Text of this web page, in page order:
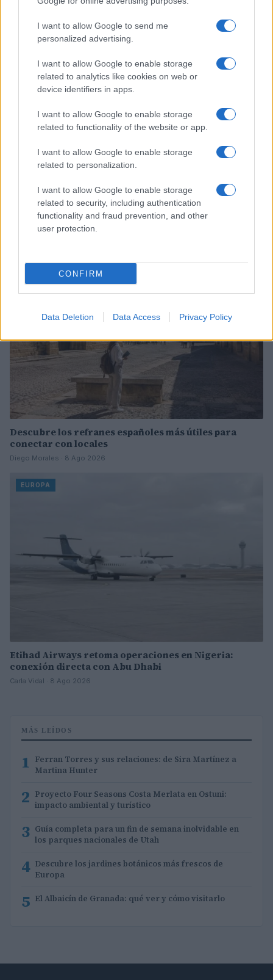
I want to allow Google to send me
personalized advertising.
I want to allow Google to enable storage
related to analytics like cookies on web or
device identifiers in apps.
I want to allow Google to enable storage
related to functionality of the website or app.
I want to allow Google to enable storage
related to personalization.
I want to allow Google to enable storage
related to security, including authentication
functionality and fraud prevention, and other
user protection.
CONFIRM
Data Deletion Data Access Privacy Policy
Sigue leyendo
EUROPA
Descubre Lekeitio, el pueblo vasco con historia real y
playas de ensueño
Diego Herrera · 8 Ago 2026
EUROPA
Descubre los refranes españoles más útiles para
conectar con locales
Diego Morales · 8 Ago 2026
EUROPA
Etihad Airways retoma operaciones en Nigeria:
conexión directa con Abu Dhabi
Carla Vidal · 8 Ago 2026
MÁS LEÍDOS
1 Ferran Torres y sus relaciones: de Sira Martínez a
Martina Hunter
2 Proyecto Four Seasons Costa Merlata en Ostuni:
impacto ambiental y turístico
3 Guía completa para un fin de semana inolvidable en
los parques nacionales de Utah
4 Descubre los jardines botánicos más frescos de
Europa
5 El Albaicín de Granada: qué ver y cómo visitarlo